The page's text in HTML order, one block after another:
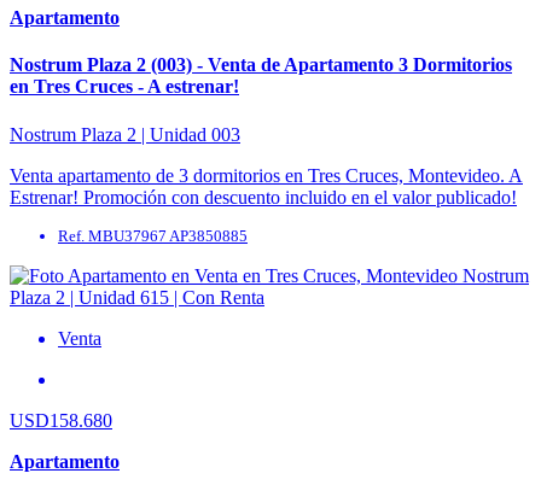
Apartamento
Nostrum Plaza 2 (003) - Venta de Apartamento 3 Dormitorios
en Tres Cruces - A estrenar!
Nostrum Plaza 2 | Unidad 003
Venta apartamento de 3 dormitorios en Tres Cruces, Montevideo. A
Estrenar! Promoción con descuento incluido en el valor publicado!
Ref. MBU37967 AP3850885
Venta
USD158.680
Apartamento